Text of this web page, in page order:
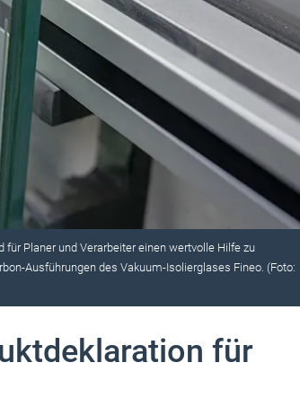
Planer und Verarbeiter einen wertvolle Hilfe zu
Ausführungen des Vakuum-Isolierglases Fineo. (Foto:
für